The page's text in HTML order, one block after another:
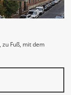
Fuß, mit dem